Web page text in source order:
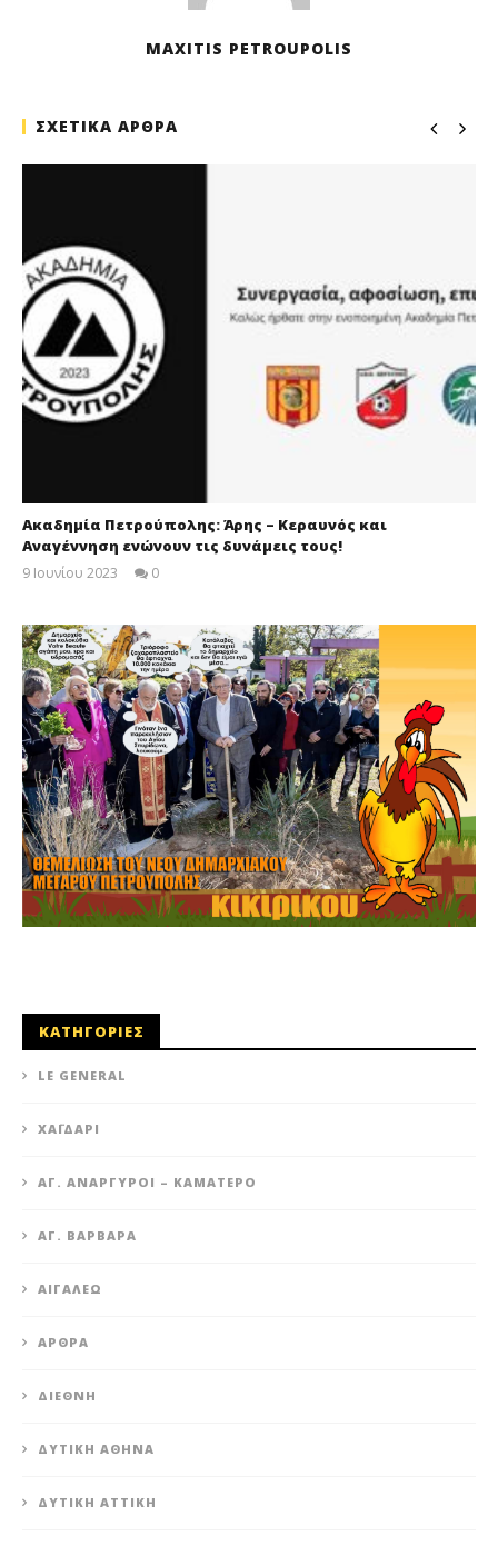
MAXITIS PETROUPOLIS
ΣΧΕΤΙΚΑ ΑΡΘΡΑ
Ακαδημία Πετρούπολης: Άρης – Κεραυνός και
Αναγέννηση ενώνουν τις δυνάμεις τους!
9 Ιουνίου 2023
0
ΚΑΤΗΓΟΡΙΕΣ
LE GENERAL
XΑΪΔΆΡΙ
ΆΓ. ΑΝΆΡΓΥΡΟΙ – KΑΜΑΤΕΡΌ
ΑΓ. ΒΑΡΒΆΡΑ
ΑΙΓΆΛΕΩ
ΆΡΘΡΑ
ΔΙΕΘΝΉ
ΔΥΤΙΚΉ ΑΘΉΝΑ
ΔΥΤΙΚΉ ΑΤΤΙΚΉ